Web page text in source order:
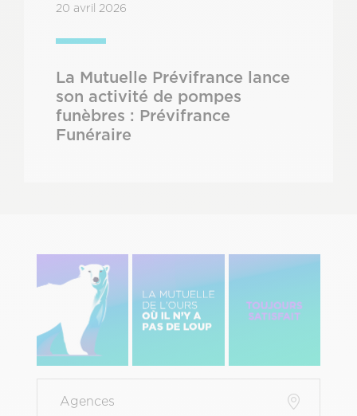
20 avril 2026
La Mutuelle Prévifrance lance
son activité de pompes
funèbres : Prévifrance
Funéraire
gauche
PiedAgences